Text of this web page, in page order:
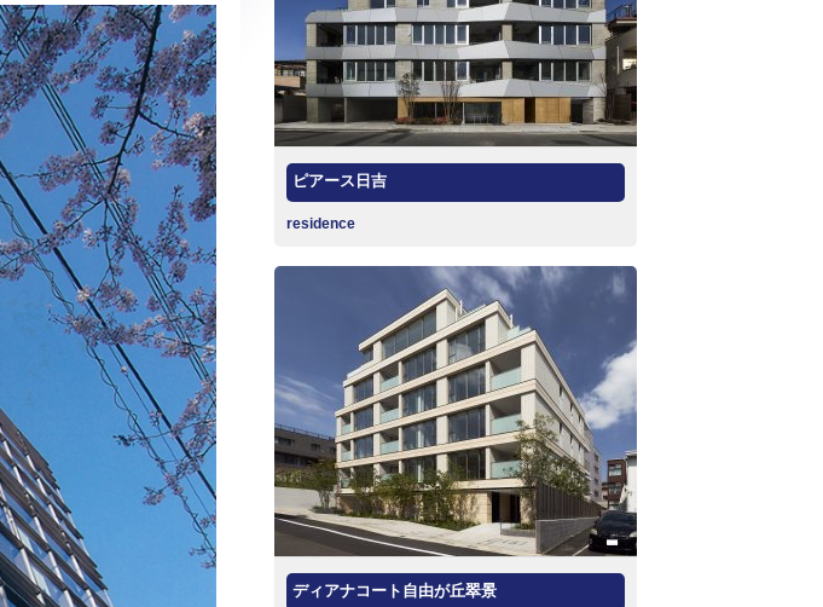
ピアース日吉
residence
ディアナコート自由が丘翠景